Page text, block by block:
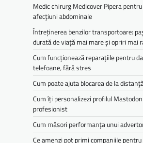
Medic chirurg Medicover Pipera
afecțiuni abdominale
Întreținerea benzilor transportoare:
durată de viață mai mare și opriri mai
Cum funcționează reparațiile pentru
telefoane, fără stres
Cum poate ajuta blocarea de la
Cum îți personalizezi profilul
profesionist
Cum măsori performanța unui
Ce amenzi pot primi companiile